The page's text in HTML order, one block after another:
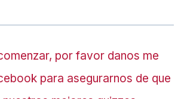
por favor danos me
para asegurarnos de que